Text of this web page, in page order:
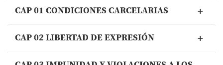
CAP 01 CONDICIONES CARCELARIAS
CAP 02 LIBERTAD DE EXPRESIÓN